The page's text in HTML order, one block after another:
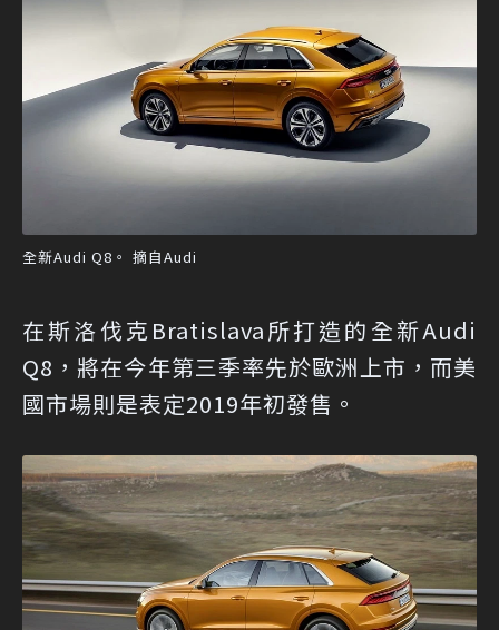
全新Audi Q8。 摘自Audi
在斯洛伐克Bratislava所打造的全新Audi
Q8，將在今年第三季率先於歐洲上市，而美
國市場則是表定2019年初發售。